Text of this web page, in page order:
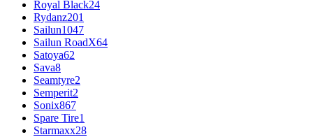
Royal Black24
Rydanz201
Sailun1047
Sailun RoadX64
Satoya62
Sava8
Seamtyre2
Semperit2
Sonix867
Spare Tire1
Starmaxx28